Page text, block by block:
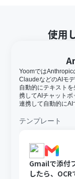
使用
YoomではAnthropic
ClaudeなどのAIモ
自動的にテキスト
携してAIチャット
連携して自動的にAI
テンプレート
Gmailで添付
したら、